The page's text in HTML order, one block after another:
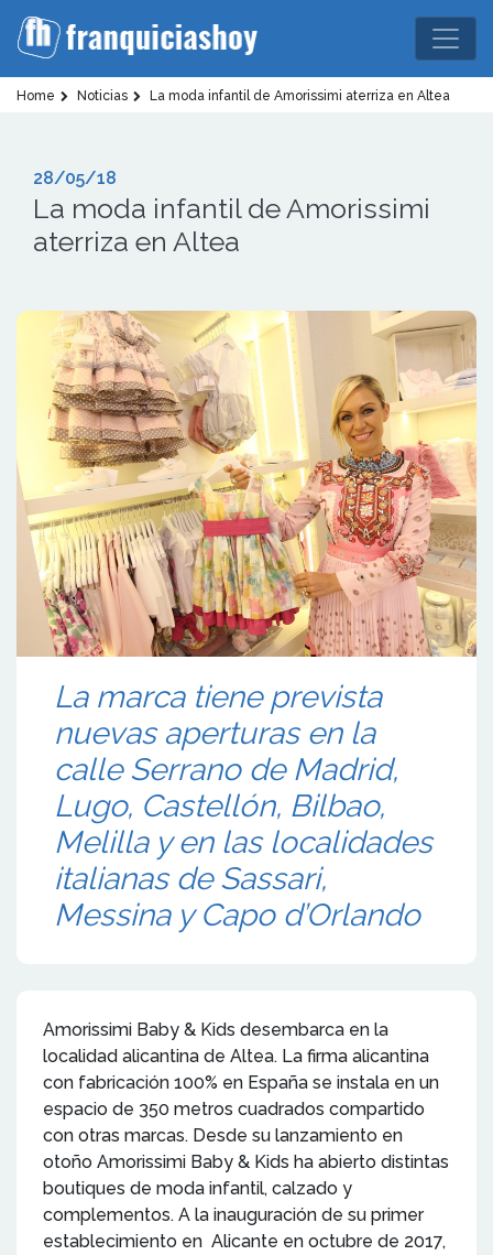
Home Noticias La moda infantil de Amorissimi aterriza en Altea
28/05/18
La moda infantil de Amorissimi
aterriza en Altea
La marca tiene prevista
nuevas aperturas en la
calle Serrano de Madrid,
Lugo, Castellón, Bilbao,
Melilla y en las localidades
italianas de Sassari,
Messina y Capo d’Orlando
Amorissimi Baby & Kids desembarca en la
localidad alicantina de Altea. La firma alicantina
con fabricación 100% en España se instala en un
espacio de 350 metros cuadrados compartido
con otras marcas. Desde su lanzamiento en
otoño Amorissimi Baby & Kids ha abierto distintas
boutiques de moda infantil, calzado y
complementos. A la inauguración de su primer
establecimiento en Alicante en octubre de 2017,